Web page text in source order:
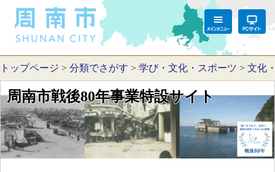
トップページ > 分類でさがす > 学び・文化・スポーツ > 文化
周南市戦後80年事業特設サイト